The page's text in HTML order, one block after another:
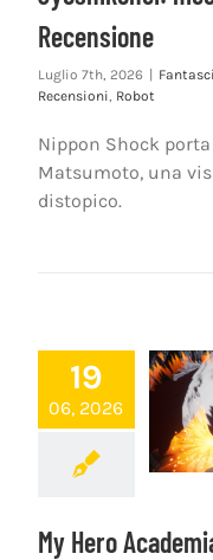
Recensione
Luglio 7th, 2026
Recensioni, Robot
Nippon Shock
Matsumoto, una
distopico.
19
06, 2026
My Hero